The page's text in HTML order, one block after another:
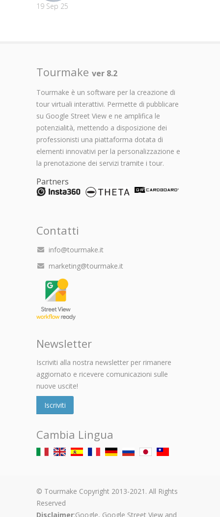
19 Sep 25
Tourmake ver 8.2
Tourmake è un software per la creazione di
tour virtuali interattivi. Permette di pubblicare
su Google Street View e ne amplifica le
potenzialità, mettendo a disposizione dei
professionisti una piattaforma dotata di
elementi innovativi per la personalizzazione e
la prenotazione dei servizi tramite i tour.
Partners
Contatti
info@tourmake.it
marketing@tourmake.it
Newsletter
Iscriviti alla nostra newsletter per rimanere
aggiornato e ricevere comunicazioni sulle
nuove uscite!
Iscriviti
Cambia Lingua
© Tourmake Copyright 2013-2021. All Rights
Reserved
Disclaimer:Google, Google Street View and